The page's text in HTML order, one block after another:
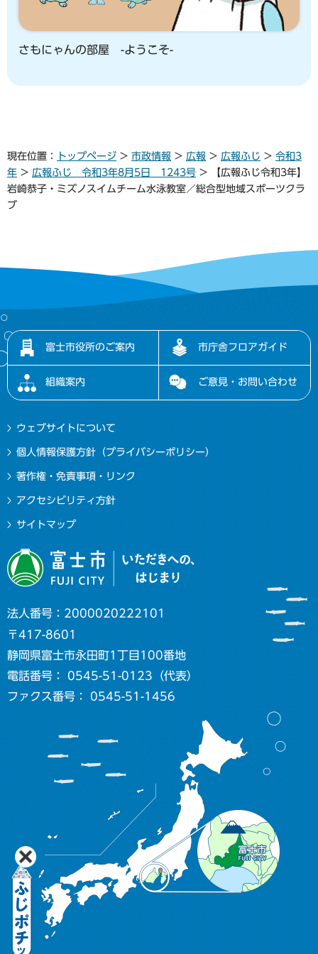
さもにゃんの部屋 -ようこそ-
現在位置： トップページ > 市政情報 > 広報 > 広報ふじ > 令和3
年 > 広報ふじ 令和3年8月5日 1243号 > 【広報ふじ令和3年】
岩崎恭子・ミズノスイムチーム水泳教室／総合型地域スポーツクラ
ブ
富士市役所のご案内 市庁舎フロアガイド
組織案内 ご意見・お問い合わせ
ウェブサイトについて
個人情報保護方針（プライバシーポリシー）
著作権・免責事項・リンク
アクセシビリティ方針
サイトマップ
法人番号：2000020222101
〒417-8601
静岡県富士市永田町1丁目100番地
電話番号： 0545-51-0123（代表）
ファクス番号： 0545-51-1456